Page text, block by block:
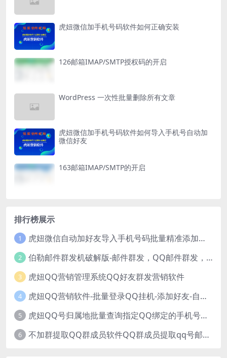
虎妞微信加手机号码软件如何正确安装
126邮箱IMAP/SMTP授权码的开启
WordPress 一次性批量删除所有文章
虎妞微信加手机号码软件如何导入手机号自动加
微信好友
163邮箱IMAP/SMTP的开启
排行榜展示
1 虎妞微信自动加好友导入手机号码批量精准添加客户售营销软件微商工具
2 伯勒邮件群发机破解版-邮件群发，QQ邮件群发，邮件群发软件，伯乐邮件群发工具，邮件群发器
3 虎妞QQ营销管理系统QQ好友群发营销软件
4 虎妞QQ营销软件-批量登录QQ挂机-添加好友-自动加群-群发消息-临时会话
5 虎妞QQ号归属地批量查询指定QQ绑定的手机号软件
6 不加群提取QQ群成员软件QQ群成员提取qq号邮箱软件